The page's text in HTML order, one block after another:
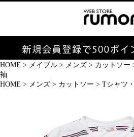
HOME > メイプル > メンズ > カットソー
袖
HOME > メンズ > カットソー > Tシャツ